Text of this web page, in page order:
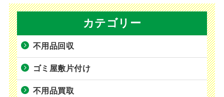
カテゴリー
不用品回収
ゴミ屋敷片付け
不用品買取